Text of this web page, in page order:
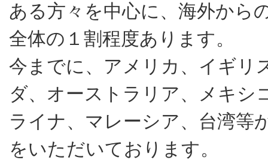
ある方々を中心に、海外から
全体の１割程度あります。
今までに、アメリカ、イギリ
ダ、オーストラリア、メキシ
ライナ、マレーシア、台湾等
をいただいております。